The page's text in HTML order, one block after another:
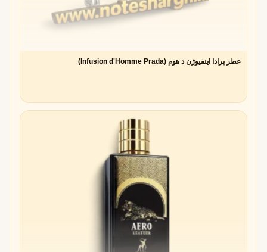
عطر پرادا اینفیوژن د هوم (Infusion d'Homme Prada)